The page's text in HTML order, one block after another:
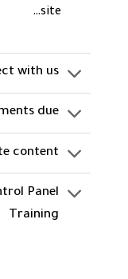
site…
with us
due
content
Panel
Training